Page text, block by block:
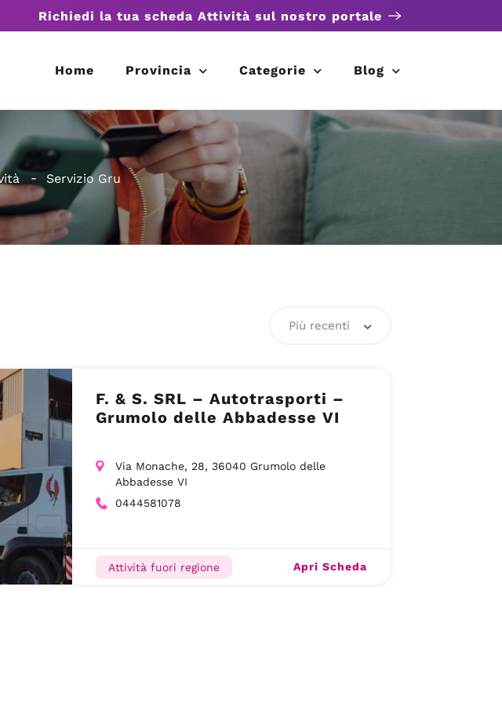
Richiedi la tua scheda Attività sul nostro portale
Home Provincia Categorie Blog
Servizio Gru
Più recenti
F. & S. SRL – Autotrasporti –
Grumolo delle Abbadesse VI
Via Monache, 28, 36040 Grumolo delle
Abbadesse VI
0444581078
Attività fuori regione Apri Scheda